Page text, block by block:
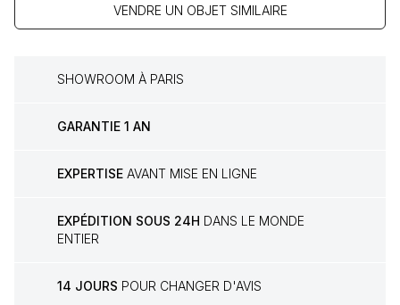
VENDRE UN OBJET SIMILAIRE
SHOWROOM À PARIS
GARANTIE 1 AN
EXPERTISE AVANT MISE EN LIGNE
EXPÉDITION SOUS 24H DANS LE MONDE
ENTIER
14 JOURS POUR CHANGER D'AVIS